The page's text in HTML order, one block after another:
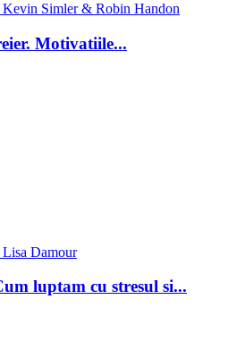
Kevin Simler & Robin Handon
Motivatiile...
Lisa Damour
luptam cu stresul si...